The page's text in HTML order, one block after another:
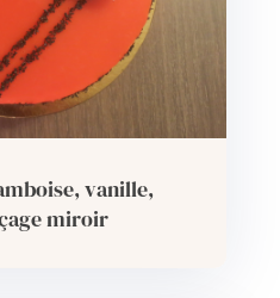
vanille,
miroir